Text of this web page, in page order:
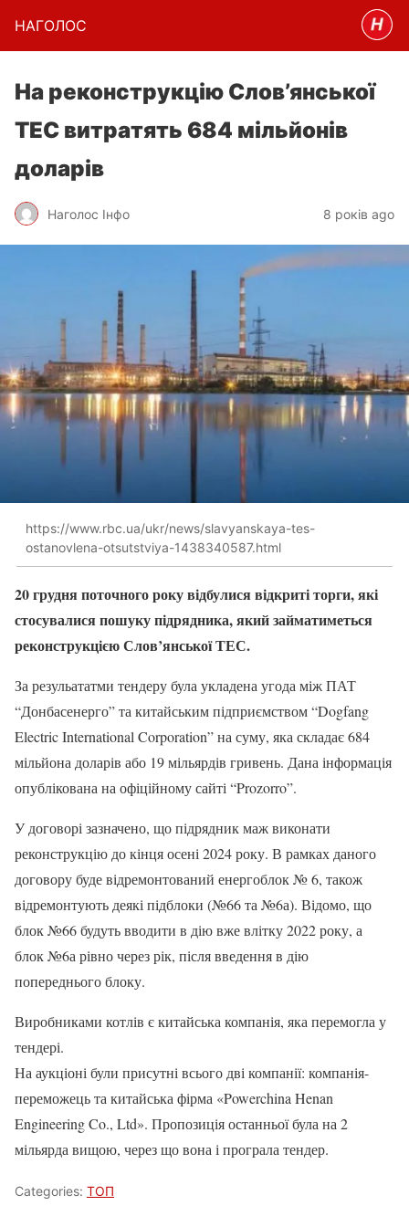
НАГОЛОC
На реконструкцію Слов’янської
ТЕС витратять 684 мільйонів
доларів
Наголос Інфо 8 років ago
https://www.rbc.ua/ukr/news/slavyanskaya-tes-
ostanovlena-otsutstviya-1438340587.html
20 грудня поточного року відбулися відкриті торги, які
стосувалися пошуку підрядника, який займатиметься
реконструкцією Слов’янської ТЕС.
За резульататми тендеру була укладена угода між ПАТ
“Донбасенерго” та китайським підприємством “Dogfang
Electric International Corporation” на суму, яка складає 684
мільйона доларів або 19 мільярдів гривень. Дана інформація
опублікована на офіційному сайті “Prozorro”.
У договорі зазначено, що підрядник маж виконати
реконструкцію до кінця осені 2024 року. В рамках даного
договору буде відремонтований енергоблок № 6, також
відремонтують деякі підблоки (№66 та №6а). Відомо, що
блок №66 будуть вводити в дію вже влітку 2022 року, а
блок №6а рівно через рік, після введення в дію
попереднього блоку.
Виробниками котлів є китайська компанія, яка перемогла у
тендері.
На аукціоні були присутні всього дві компанії: компанія-
переможець та китайська фірма «Powerchina Henan
Engineering Co., Ltd». Пропозиція останньої була на 2
мільярда вищою, через що вона і програла тендер.
Categories: ТОП